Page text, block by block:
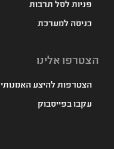
פניות לסל תרבות
כניסה למערכת
הצטרפו אלינו
הצטרפות להיצע האמנותי
עקבו בפייסבוק